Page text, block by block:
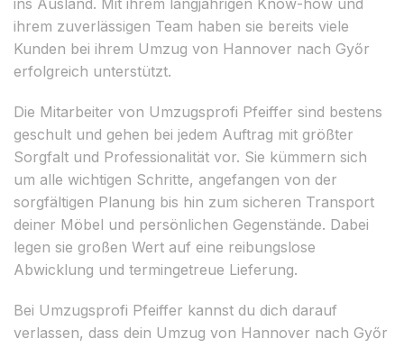
ihrem zuverlässigen Team haben sie bereits viele
Kunden bei ihrem Umzug von Hannover nach Győr
erfolgreich unterstützt.
Die Mitarbeiter von Umzugsprofi Pfeiffer sind bestens
geschult und gehen bei jedem Auftrag mit größter
Sorgfalt und Professionalität vor. Sie kümmern sich
um alle wichtigen Schritte, angefangen von der
sorgfältigen Planung bis hin zum sicheren Transport
deiner Möbel und persönlichen Gegenstände. Dabei
legen sie großen Wert auf eine reibungslose
Abwicklung und termingetreue Lieferung.
Bei Umzugsprofi Pfeiffer kannst du dich darauf
verlassen, dass dein Umzug von Hannover nach Győr